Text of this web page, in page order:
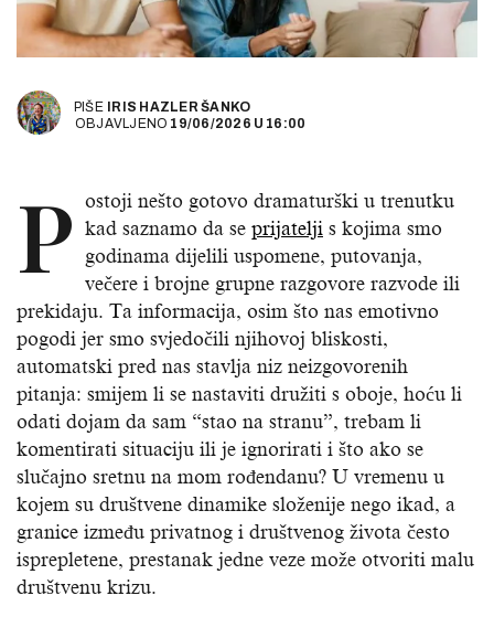
PIŠE IRIS HAZLER ŠANKO
OBJAVLJENO 19/06/2026 U 16:00
P ostoji nešto gotovo dramaturški u trenutku
kad saznamo da se prijatelji s kojima smo
godinama dijelili uspomene, putovanja,
večere i brojne grupne razgovore razvode ili
prekidaju. Ta informacija, osim što nas emotivno
pogodi jer smo svjedočili njihovoj bliskosti,
automatski pred nas stavlja niz neizgovorenih
pitanja: smijem li se nastaviti družiti s oboje, hoću li
odati dojam da sam “stao na stranu”, trebam li
komentirati situaciju ili je ignorirati i što ako se
slučajno sretnu na mom rođendanu? U vremenu u
kojem su društvene dinamike složenije nego ikad, a
granice između privatnog i društvenog života često
isprepletene, prestanak jedne veze može otvoriti malu
društvenu krizu.